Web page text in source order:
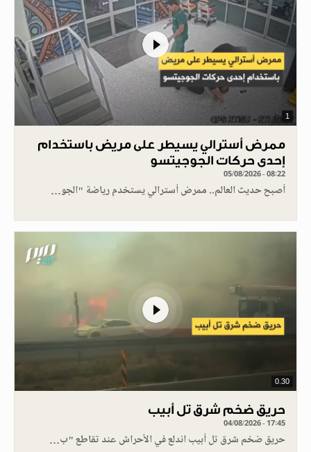
1
ممرض أسترالي يسيطر على مريض باستخدام
إحدى حركات الجوجيتسو
05/08/2026 - 08:22
أصبح حديث العالم.. ممرض أسترالي يستخدم رياضة "الجو…
0.30
حريق ضخم شرق تل أبيب
04/08/2026 - 17:45
حريق ضخم شرق تل أبيب اندلع في الأحراش عند تقاطع "ب…